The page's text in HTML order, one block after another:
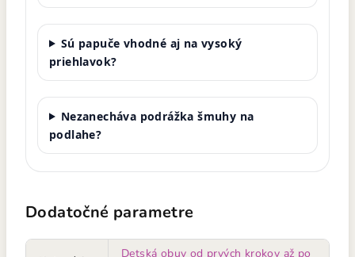
Sú papuče vhodné aj na vysoký
priehlavok?
Nezanecháva podrážka šmuhy na
podlahe?
Dodatočné parametre
Detská obuv od prvých krokov až po